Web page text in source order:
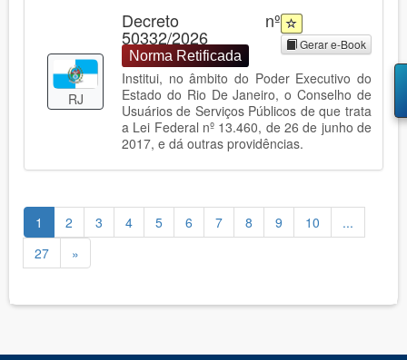
RJ
Decreto nº
50332/2026
Norma Retificada
Gerar e-Book
Institui, no âmbito do Poder Executivo do
Estado do Rio De Janeiro, o Conselho de
Usuários de Serviços Públicos de que trata
a Lei Federal nº 13.460, de 26 de junho de
2017, e dá outras providências.
1 2 3 4 5 6 7 8 9 10
...
27
»